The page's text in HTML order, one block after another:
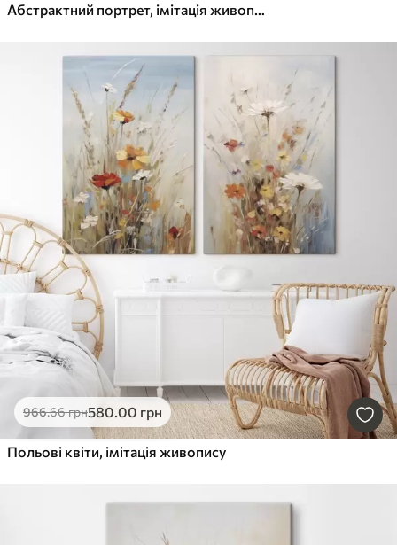
Абстрактний портрет, імітація живопису
966.66грн580.00 грн
Польові квіти, імітація живопису